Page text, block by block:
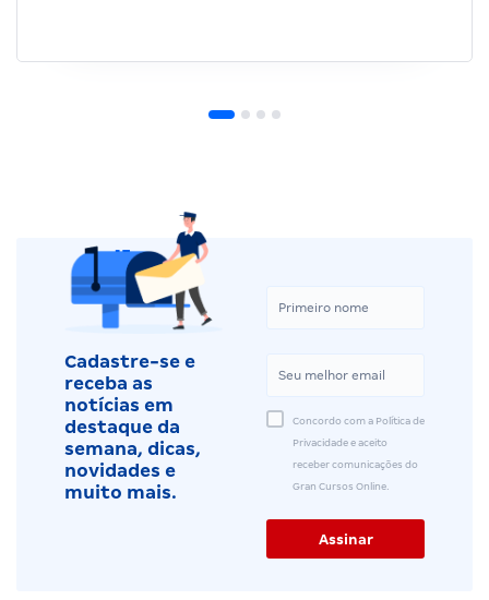
Cadastre-se e
receba as
notícias em
destaque da
semana, dicas,
novidades e
muito mais.
Concordo com a Política de
Privacidade e aceito
receber comunicações do
Gran Cursos Online.